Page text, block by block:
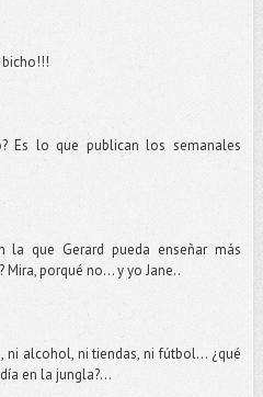
bicho!!!
Es lo que publican los semanales
la que Gerard pueda enseñar más
porqué no... y yo Jane..
ni alcohol, ni tiendas, ni fútbol... ¿qué
en la jungla?...